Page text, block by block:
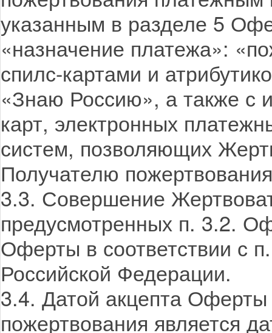
указанным в разделе 5
«назначение платежа»:
спилс-картами и
«Знаю Россию», а также с
карт, электронных
систем, позволяющих
Получателю
3.3. Совершение
предусмотренных п. 3.2.
Оферты в соответствии с
Российской Федерации.
3.4. Датой акцепта
пожертвования является